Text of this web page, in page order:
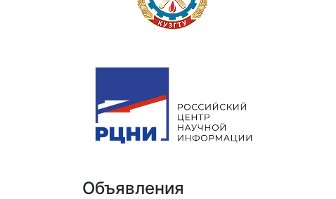
Объявления